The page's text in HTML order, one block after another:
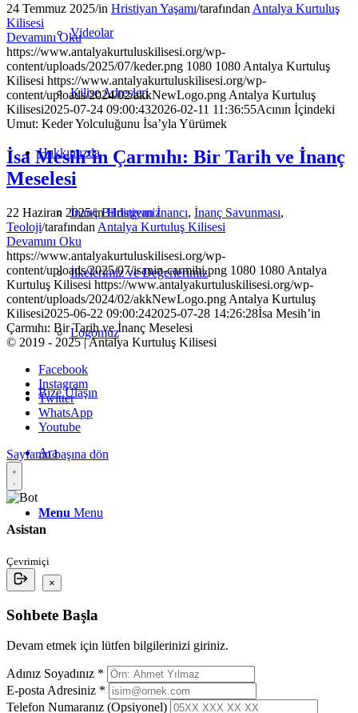
Videolar
Kilise Adresleri
Hakkımızda
İnanç Bildirgemiz
İlkelerimiz ve Değerlerimiz
Logomuz
Bize Ulaşın
Ara
Menu Menu
24 Temmuz 2025/in Hristiyan Yaşamı/tarafından Antalya Kurtuluş
Kilisesi
Devamını Oku
https://www.antalyakurtuluskilisesi.org/wp-
content/uploads/2025/07/keder.png 1080 1080 Antalya Kurtuluş
Kilisesi https://www.antalyakurtuluskilisesi.org/wp-
content/uploads/2024/02/akkNewLogo.png Antalya Kurtuluş
Kilisesi2025-07-24 09:00:432026-02-11 11:36:55Acının İçindeki
Umut: Keder Yolculuğunu İsa’yla Yürümek
İsa Mesih’in Çarmıhı: Bir Tarih ve İnanç
Meselesi
22 Haziran 2025/inHristiyan İnancı, İnanç Savunması,
Teoloji/tarafından Antalya Kurtuluş Kilisesi
Devamını Oku
https://www.antalyakurtuluskilisesi.org/wp-
content/uploads/2025/07/isanin-carmihi.png 1080 1080 Antalya
Kurtuluş Kilisesi https://www.antalyakurtuluskilisesi.org/wp-
content/uploads/2024/02/akkNewLogo.png Antalya Kurtuluş
Kilisesi2025-06-22 09:00:242025-07-28 14:26:28İsa Mesih’in
Çarmıhı: Bir Tarih ve İnanç Meselesi
© 2019 - 2025 | Antalya Kurtuluş Kilisesi
Facebook
Instagram
Twitter
WhatsApp
Youtube
Sayfanın başına dön
Asistan
Çevrimiçi
×
Sohbete Başla
Devam etmek için lütfen bilgilerinizi giriniz.
Adınız Soyadınız *
E-posta Adresiniz *
Telefon Numaranız (Opsiyonel)